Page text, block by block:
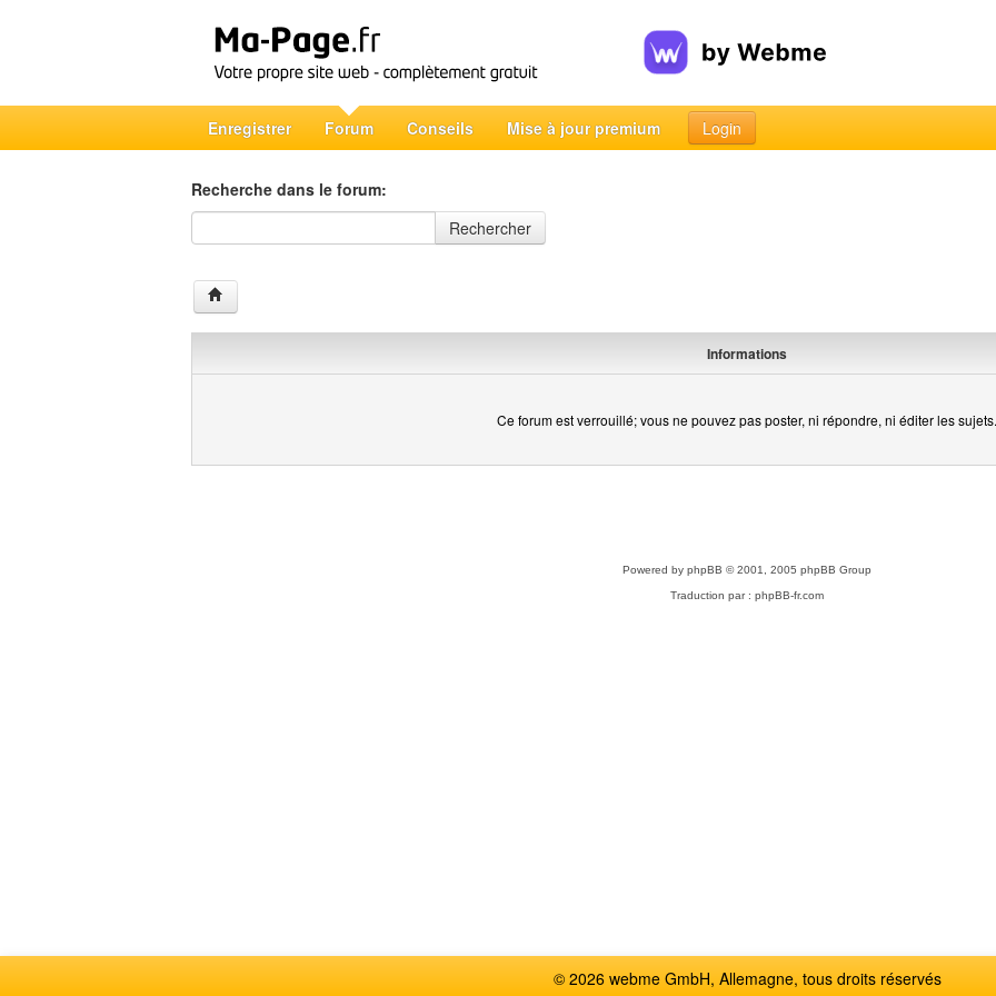
Enregistrer Forum Conseils Mise à jour premium Login
Recherche dans le forum:
Recherche dans le forum
Rechercher
Informations
Ce forum est verrouillé; vous ne pouvez pas poster, ni répondre, ni éditer les sujets.
Powered by phpBB © 2001, 2005 phpBB Group
Traduction par : phpBB-fr.com
© 2026 webme GmbH, Allemagne, tous droits réservés